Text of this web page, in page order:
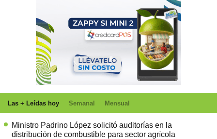
Las + Leídas hoy Semanal Mensual
Ministro Padrino López solicitó auditorías en la
distribución de combustible para sector agrícola